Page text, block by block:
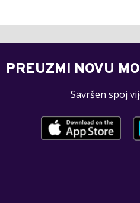
PREUZMI NOVU
Savršen spoj